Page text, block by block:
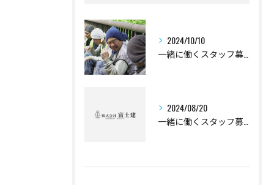
2024/10/10
一緒に働くスタッフ募集
2024/08/20
一緒に働くスタッフ募集